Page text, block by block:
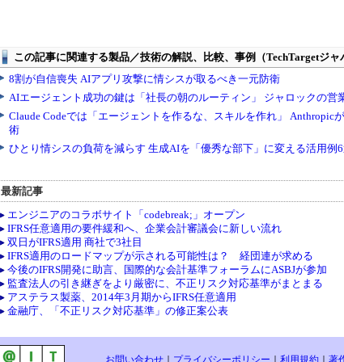
最新記事
エンジニアのコラボサイト「codebreak;」オープン
IFRS任意適用の要件緩和へ、企業会計審議会に新しい流れ
双日がIFRS適用 商社で3社目
IFRS適用のロードマップが示される可能性は？ 経団連が求める
今後のIFRS開発に助言、国際的な会計基準フォーラムにASBJが参加
監査法人の引き継ぎをより厳密に、不正リスク対応基準がまとまる
アステラス製薬、2014年3月期からIFRS任意適用
金融庁、「不正リスク対応基準」の修正案公表
お問い合わせ プライバシーポリシー 利用規約 著